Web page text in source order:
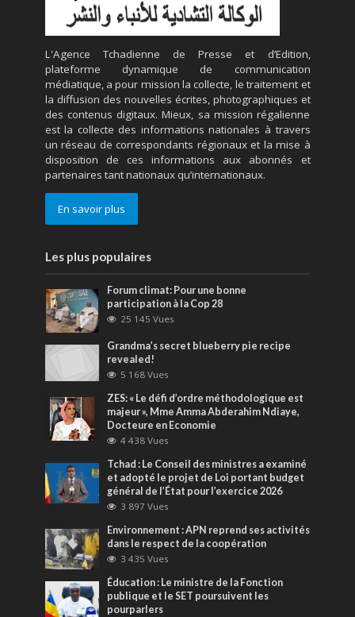
L'Agence Tchadienne de Presse et d’Edition,
plateforme dynamique de communication
médiatique, a pour mission la collecte, le traitement et
la diffusion des nouvelles écrites, photographiques et
des contenus digitaux. Mieux, sa mission régalienne
est la collecte des informations nationales à travers
un réseau de correspondants régionaux et la mise à
disposition de ces informations aux abonnés et
partenaires tant nationaux qu’internationaux.
En savoir plus
Les plus populaires
Forum climat: Pour une bonne
participation à la Cop 28
25 145 Vues
Grandma’s secret blueberry pie recipe
revealed!
5 168 Vues
ZES: « Le défi d’ordre méthodologique est
majeur », Mme Amma Abderahim Ndiaye,
Docteure en Economie
4 438 Vues
Tchad : Le Conseil des ministres a examiné
et adopté le projet de Loi portant budget
général de l’État pour l’exercice 2026
3 897 Vues
Environnement : APN reprend ses activités
dans le respect de la coopération
3 435 Vues
Éducation : Le ministre de la Fonction
publique et le SET poursuivent les
pourparlers